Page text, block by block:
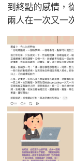
到終點的感情，
兩人在一次又一